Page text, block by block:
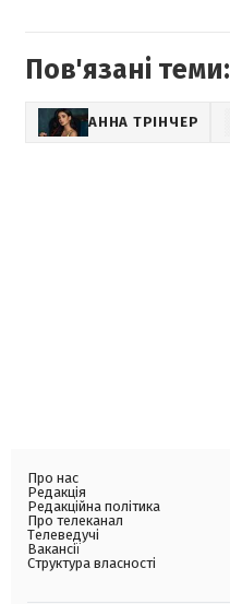
Пов'язані теми:
АННА ТРІНЧЕР
Про нас
Редакція
Редакційна політика
Про телеканал
Телеведучі
Вакансії
Структура власності